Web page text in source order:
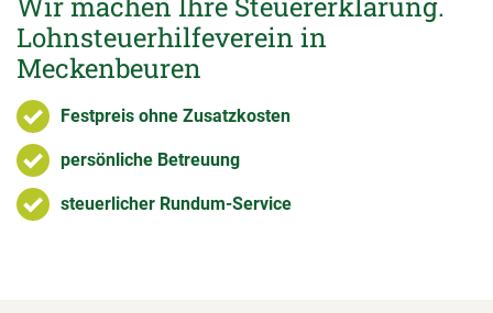
Lohnsteuerhilfeverein in
Meckenbeuren
Festpreis ohne Zusatzkosten
persönliche Betreuung
steuerlicher Rundum-Service